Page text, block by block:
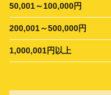
50,001～100,000円
200,001～500,000円
1,000,001円以上